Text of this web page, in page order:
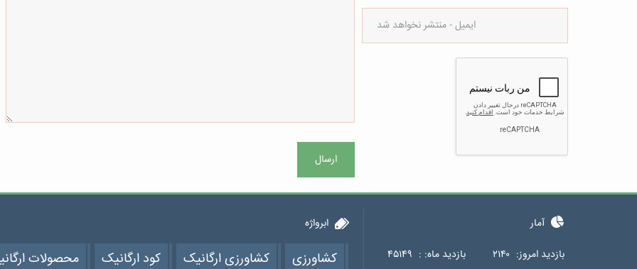
ارسال
ابرواژه
کشاورزی کشاورزی ارگانیک کود ارگانیک محصولات
آمار
بازدید امروز: ۲۱۴۰ بازدید ماه: : ۴۵۱۴۹